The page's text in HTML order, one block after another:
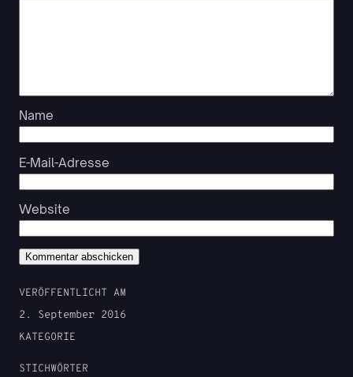
Name
E-Mail-Adresse
Website
VERÖFFENTLICHT AM
2. September 2016
KATEGORIE
STICHWÖRTER